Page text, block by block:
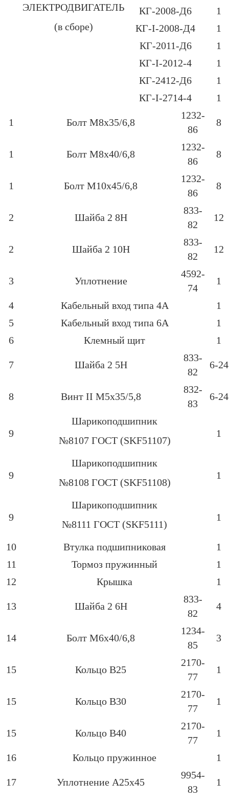
ЭЛЕКТРОДВИГАТЕЛЬ
(в сборе)
КГ-2008-Д6
1
КГ-І-2008-Д4
1
КГ-2011-Д6
1
КГ-І-2012-4
1
КГ-2412-Д6
1
КГ-І-2714-4
1
1 Болт М8х35/6,8
1232-
86
8
1 Болт М8х40/6,8
1232-
86
8
1 Болт М10х45/6,8
1232-
86
8
2 Шайба 2 8Н
833-
82
12
2 Шайба 2 10Н
833-
82
12
3 Уплотнение
4592-
74
1
4 Кабельный вход типа 4А
1
5
Кабельный вход типа 6А
1
6
Клемный щит 1
7 Шайба 2 5Н
833-
82
6-24
8 Винт ІІ М5х35/5,8
832-
83
6-24
9
Шарикоподшипник
№8107 ГОСТ (SKF51107)
1
9
Шарикоподшипник
№8108 ГОСТ (SKF51108)
1
9
Шарикоподшипник
№8111 ГОСТ (SKF5111)
1
10 Втулка подшипниковая
1
11
Тормоз пружинный
1
12
Крышка 1
13 Шайба 2 6Н
833-
82
4
14 Болт М6х40/6,8
1234-
85
3
15 Кольцо В25
2170-
77
1
15 Кольцо В30
2170-
77
1
15 Кольцо В40
2170-
77
1
16 Кольцо пружинное 1
17 Уплотнение А25х45
9954-
83
1